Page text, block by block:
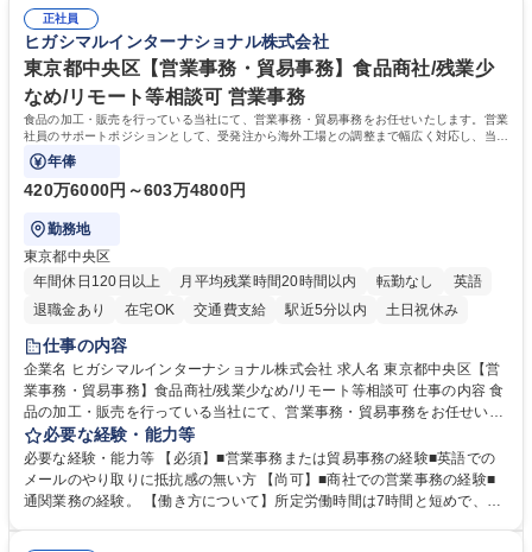
募集職種 【大阪・京都・滋賀】営業事務 ※未経験可
えて、お客様や社員の状況に合わせ、能動的なサポート、改善の動きも期
待され。組織を支えるスペシャリストとして、チームに貢献し、結果的に
社員から頼られる存在になることができます。平均19:30の退勤以降の業
務の持ち帰りも禁止されており、メリハリのある働き方となります。 学
歴・資格 学歴：大学院 大学 高専 短大 語学力： 資格：
正社員
ヒガシマルインターナショナル株式会社
東京都中央区【営業事務・貿易事務】食品商社/残業少
なめ/リモート等相談可 営業事務
食品の加工・販売を行っている当社にて、営業事務・貿易事務をお任せいたします。営業
社員のサポートポジションとして、受発注から海外工場との調整まで幅広く対応し、当社
事業の根幹を支えていただきます。
年俸
420万6000円～603万4800円
勤務地
東京都中央区
年間休日120日以上
月平均残業時間20時間以内 転勤なし
英語
退職金あり
在宅OK 交通費支給 駅近5分以内 土日祝休み
仕事の内容
企業名 ヒガシマルインターナショナル株式会社 求人名 東京都中央区【営
業事務・貿易事務】食品商社/残業少なめ/リモート等相談可 仕事の内容 食
品の加工・販売を行っている当社にて、営業事務・貿易事務をお任せいた
します。営業社員のサポートポジションとして、受発注から海外工場との
調整まで幅広く対応し、当社事業の根幹を支えていただきます。 ■受発注
業務、請求書発行 ■海外工場とのスケジュール調整 ■在庫管理 ■輸入書類
の確認・作成 ■配送手配 ■通関業者を通して行う輸出入業全般 ■倉庫との
必要な経験・能力等
必要な経験・能力等 【必須】■営業事務または貿易事務の経験■英語での
メールのやり取りに抵抗感の無い方 【尚可】■商社での営業事務の経験■
通関業務の経験。 【働き方について】所定労働時間は7時間と短めで、残